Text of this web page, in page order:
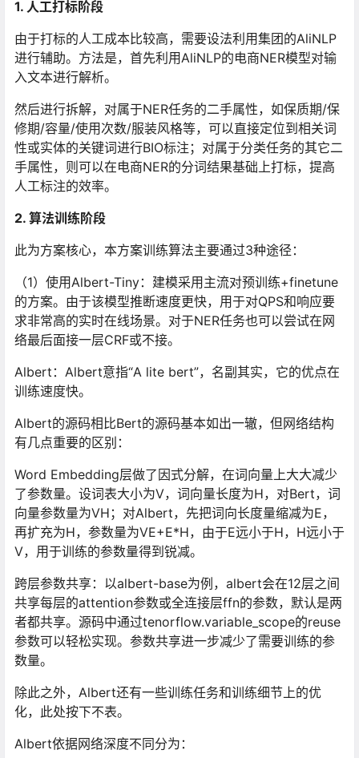
1. 人工打标阶段
由于打标的人工成本比较高，需要设法利用集团的AliNLP
进行辅助。方法是，首先利用AliNLP的电商NER模型对输
入文本进行解析。
然后进行拆解，对属于NER任务的二手属性，如保质期/保
修期/容量/使用次数/服装风格等，可以直接定位到相关词
性或实体的关键词进行BIO标注；对属于分类任务的其它二
手属性，则可以在电商NER的分词结果基础上打标，提高
人工标注的效率。
2. 算法训练阶段
此为方案核心，本方案训练算法主要通过3种途径：
（1）使用Albert-Tiny：建模采用主流对预训练+finetune
的方案。由于该模型推断速度更快，用于对QPS和响应要
求非常高的实时在线场景。对于NER任务也可以尝试在网
络最后面接一层CRF或不接。
Albert：Albert意指“A lite bert”，名副其实，它的优点在
训练速度快。
Albert的源码相比Bert的源码基本如出一辙，但网络结构
有几点重要的区别：
Word Embedding层做了因式分解，在词向量上大大减少
了参数量。设词表大小为V，词向量长度为H，对Bert，词
向量参数量为VH；对Albert，先把词向长度量缩减为E，
再扩充为H，参数量为VE+E*H，由于E远小于H，H远小于
V，用于训练的参数量得到锐减。
跨层参数共享：以albert-base为例，albert会在12层之间
共享每层的attention参数或全连接层ffn的参数，默认是两
者都共享。源码中通过tenorflow.variable_scope的reuse
参数可以轻松实现。参数共享进一步减少了需要训练的参
数量。
除此之外，Albert还有一些训练任务和训练细节上的优
化，此处按下不表。
Albert依据网络深度不同分为：